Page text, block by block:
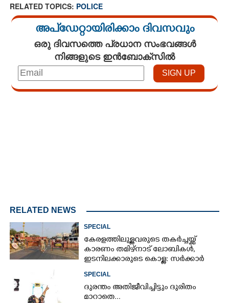
RELATED TOPICS: POLICE
അപ്ഡേറ്റായിരിക്കാം ദിവസവും
ഒരു ദിവസത്തെ പ്രധാന സംഭവങ്ങൾ
നിങ്ങളുടെ ഇൻബോക്സിൽ
RELATED NEWS
SPECIAL
കേരളത്തിലുള്ളവരുടെ തകർച്ചയ്ക്ക്
കാരണം തമിഴ്നാട് ലോബികൾ,
ഇടനിലക്കാരുടെ കൊള്ള: സർക്കാർ
SPECIAL
ദുരന്തം അതിജീവിച്ചിട്ടും ദുരിതം
മാറാതെ...